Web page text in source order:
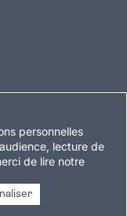
personnelles
lecture de
de lire notre
conforme